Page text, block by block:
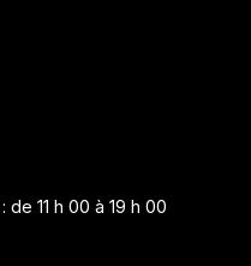
11 h 00 à 19 h 00